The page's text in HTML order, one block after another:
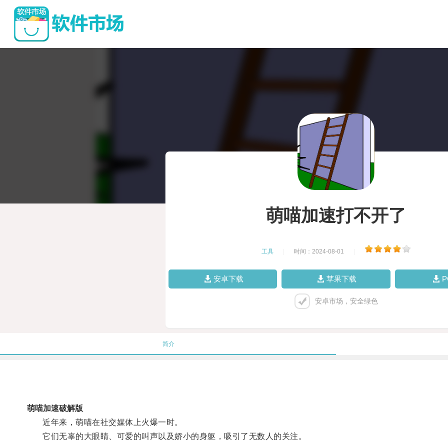
萌喵加速打不开了
工具 时间：2024-08-01
安卓下载 苹果下载
安卓市场，安全绿色
简介
萌喵加速破解版
近年来，萌喵在社交媒体上火爆一时。
它们无辜的大眼睛、可爱的叫声以及娇小的身躯，吸引了无数人的关注。